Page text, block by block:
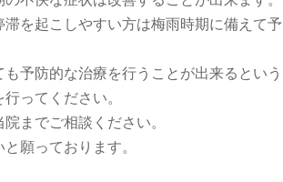
を起こしやすい方は梅雨時期に備えて予
予防的な治療を行うことが出来るという
ってください。
までご相談ください。
願っております。